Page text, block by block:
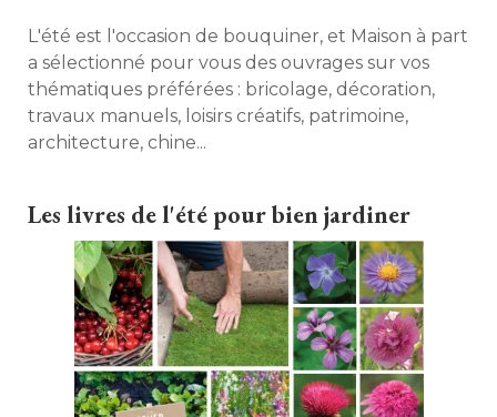
L'été est l'occasion de bouquiner, et Maison à part
a sélectionné pour vous des ouvrages sur vos
thématiques préférées : bricolage, décoration,
travaux manuels, loisirs créatifs, patrimoine,
architecture, chine...
Les livres de l'été pour bien jardiner